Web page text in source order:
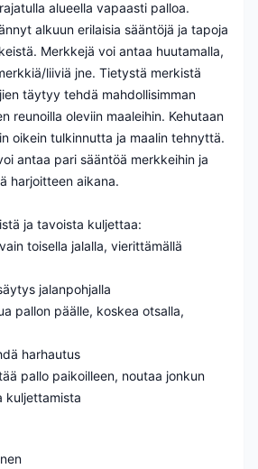
alueella vapaasti palloa.
alkuun erilaisia sääntöjä ja tapoja
Merkkejä voi antaa huutamalla,
liiviä jne. Tietystä merkistä
täytyy tehdä mahdollisimman
reunoilla oleviin maaleihin. Kehutaan
oikein tulkinnutta ja maalin tehnyttä.
antaa pari sääntöä merkkeihin ja
harjoitteen aikana.
ja tavoista kuljettaa:
toisella jalalla, vierittämällä
jalanpohjalla
pallon päälle, koskea otsalla,
harhautus
pallo paikoilleen, noutaa jonkun
kuljettamista